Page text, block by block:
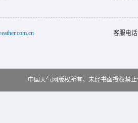
客服电
中国天气网版权所有，未经书面授权